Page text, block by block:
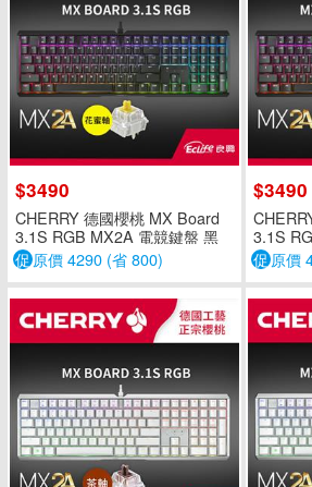
$3490
CHERRY 德國櫻桃 MX Board
3.1S RGB MX2A 電競鍵盤 黑
花蜜軸 中文
促原價 4290 (省 800)
$3490
3.1S
極光軸
促原價